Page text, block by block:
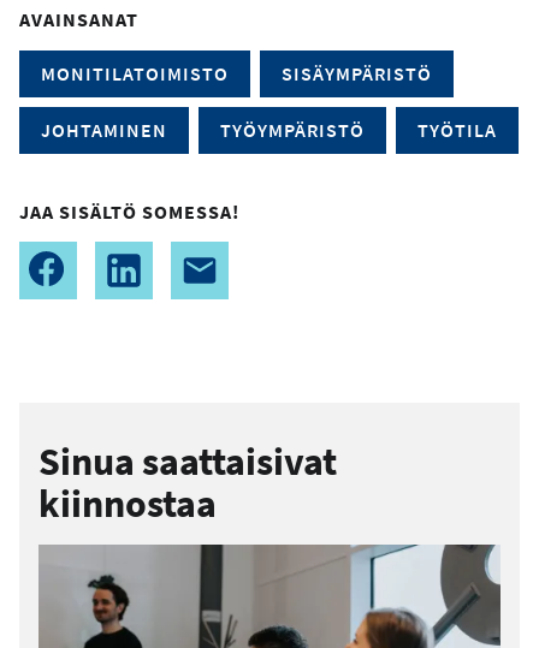
AVAINSANAT
MONITILATOIMISTO SISÄYMPÄRISTÖ
JOHTAMINEN TYÖYMPÄRISTÖ TYÖTILA
JAA SISÄLTÖ SOMESSA!
Sinua saattaisivat
kiinnostaa